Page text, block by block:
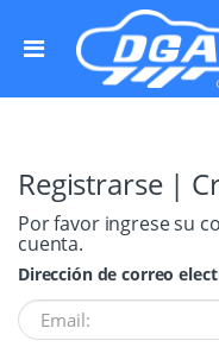
Skip to navigation
Registrarse |
Por favor ingrese su
cuenta.
Dirección de correo